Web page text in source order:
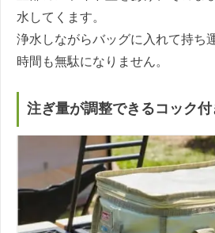
水してくます。
浄水しながらバッグに入れて持ち
時間も無駄になりません。
注ぎ量が調整できるコック付